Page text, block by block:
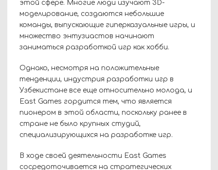
этой сфере. Многие люди изучают 3D-
моделирование, создаются небольшие
команды, выпускающие гиперказуальные игры, и
множество энтузиастов начинают
заниматься разработкой игр как хобби.
Однако, несмотря на положительные
тенденции, индустрия разработки игр в
Узбекистане все еще относительно молода, и
East Games гордится тем, что является
пионером в этой области, поскольку ранее в
стране не было крупных студий,
специализирующихся на разработке игр.
В ходе своей деятельности East Games
сосредоточивается на стратегических